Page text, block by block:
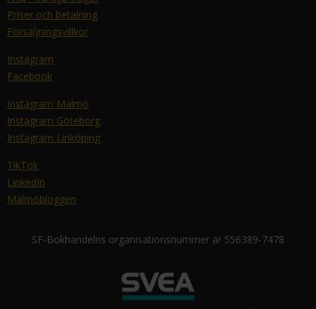
Priser och betalning
Försäljningsvillkor
Instagram
Facebook
Instagram Malmö
Instagram Göteborg
Instagram Linköping
TikTok
LinkedIn
Malmöbloggen
SF-Bokhandelns organisationsnummer är 556389-7478